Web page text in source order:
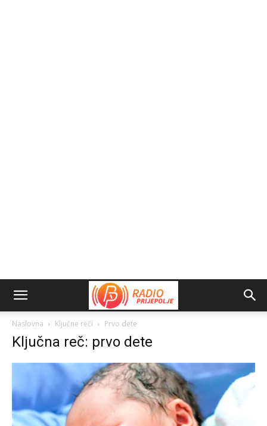
Naslovna Ključne reči Prvo dete
Ključna reč: prvo dete